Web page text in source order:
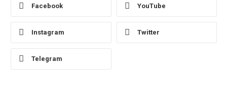
Facebook YouTube
Instagram Twitter
Telegram